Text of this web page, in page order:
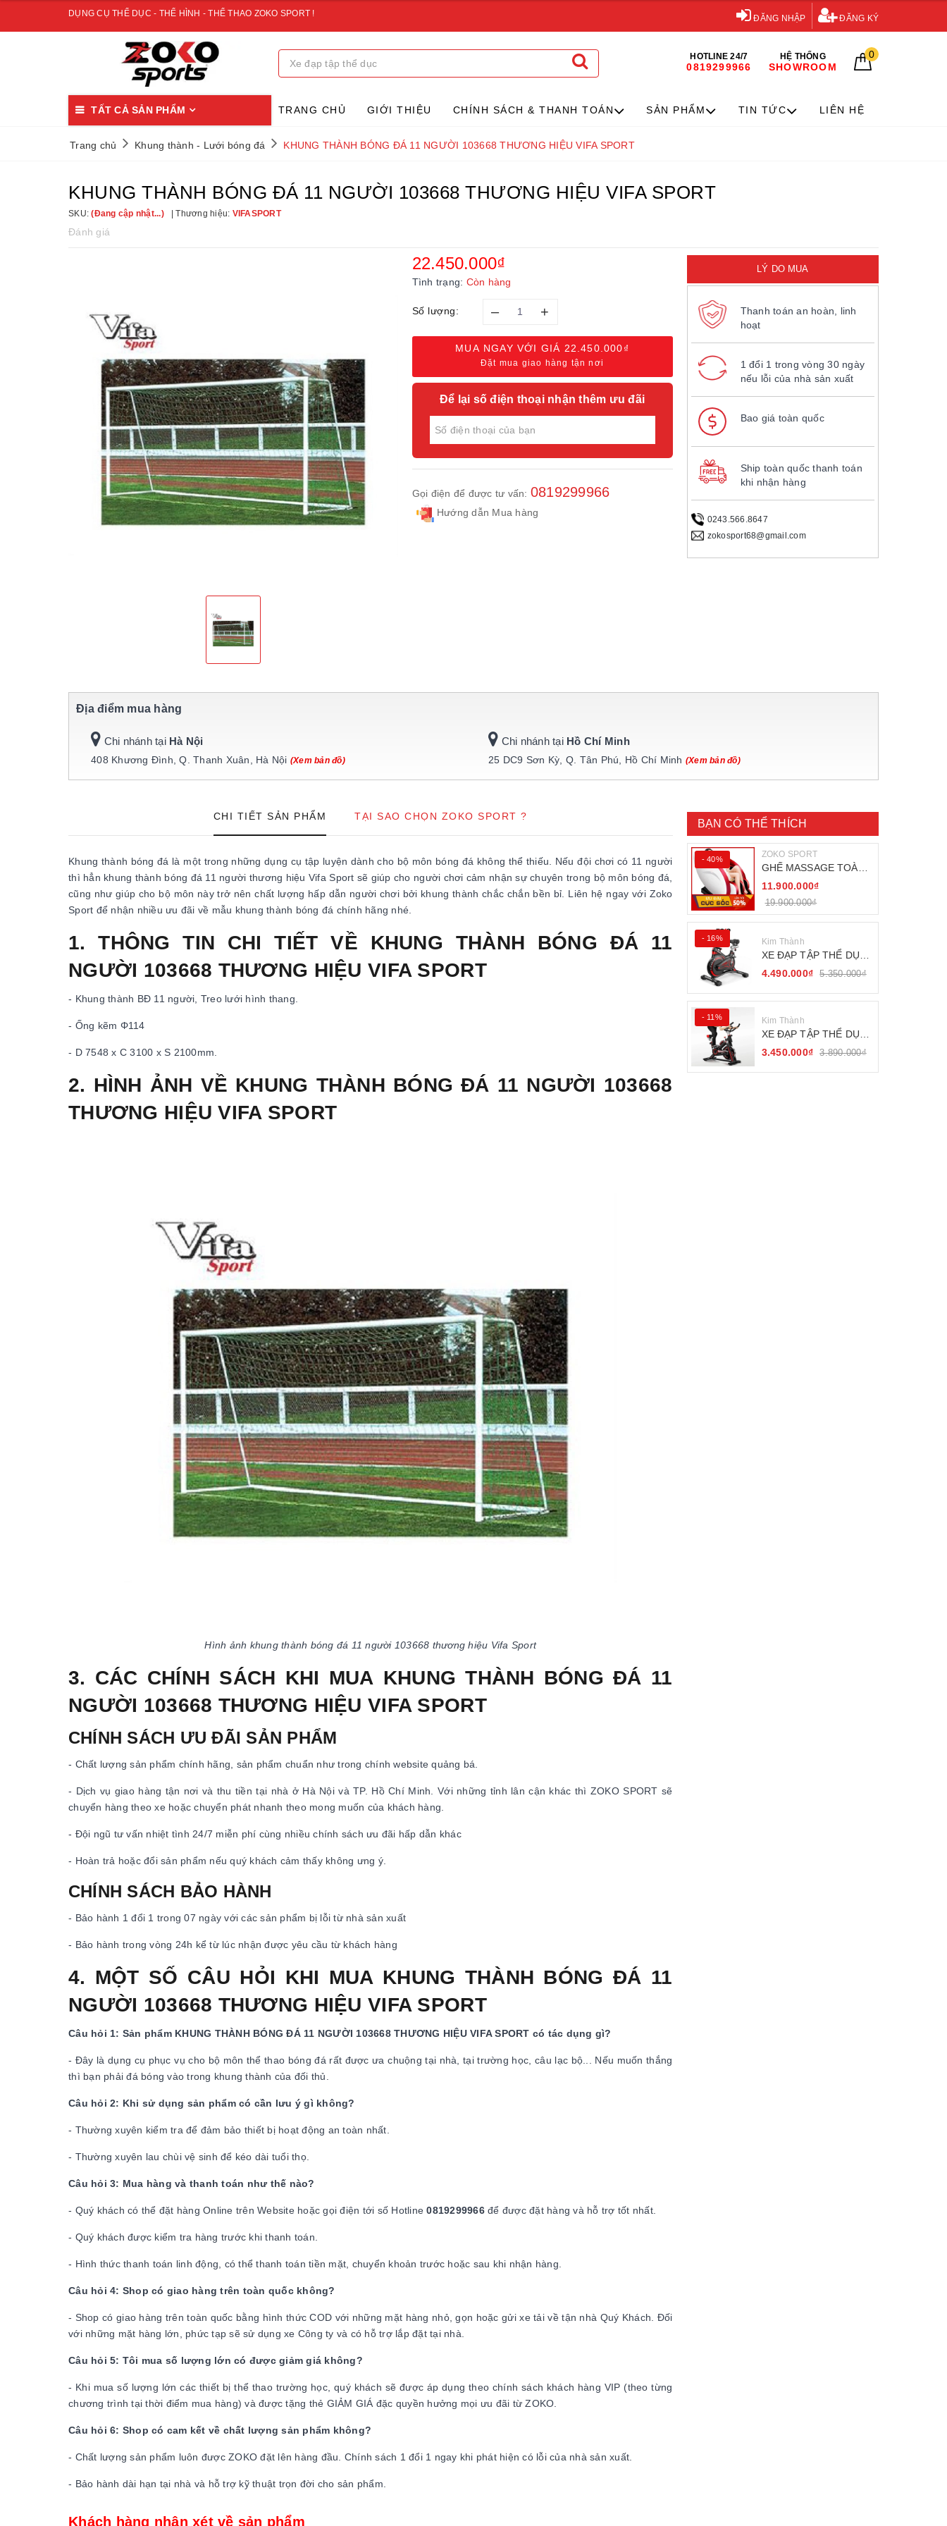
DỤNG CỤ THỂ DỤC - THỂ HÌNH - THỂ THAO ZOKO SPORT ! ĐĂNG NHẬP ĐĂNG KÝ
HOTLINE 24/7
0819299966
HỆ THỐNG
SHOWROOM
0
TẤT CẢ SẢN PHẨM TRANG CHỦ GIỚI THIỆU CHÍNH SÁCH & THANH TOÁN SẢN PHẨM TIN TỨC LIÊN HỆ
Trang chủ Khung thành - Lưới bóng đá KHUNG THÀNH BÓNG ĐÁ 11 NGƯỜI 103668 THƯƠNG HIỆU VIFA SPORT
KHUNG THÀNH BÓNG ĐÁ 11 NGƯỜI 103668 THƯƠNG HIỆU VIFA SPORT
SKU:(Đang cập nhật...) Thương hiệu: VIFASPORT
Đánh giá
22.450.000₫
Tình trạng: Còn hàng
Số lượng: – +
MUA NGAY VỚI GIÁ 22.450.000₫
Đặt mua giao hàng tận nơi
Để lại số điện thoại nhận thêm ưu đãi
Gọi điện để được tư vấn: 0819299966
Hướng dẫn Mua hàng
LÝ DO MUA
Thanh toán an hoàn, linh
hoạt
1 đổi 1 trong vòng 30 ngày
nếu lỗi của nhà sản xuất
Bao giá toàn quốc
Ship toàn quốc thanh toán
khi nhận hàng
0243.566.8647
zokosport68@gmail.com
Địa điểm mua hàng
Chi nhánh tại Hà Nội
408 Khương Đình, Q. Thanh Xuân, Hà Nội (Xem bản đồ)
Chi nhánh tại Hồ Chí Minh
25 DC9 Sơn Kỳ, Q. Tân Phú, Hồ Chí Minh (Xem bản đồ)
CHI TIẾT SẢN PHẨM TẠI SAO CHỌN ZOKO SPORT ?
Khung thành bóng đá là một trong những dụng cụ tập luyện dành cho bộ môn bóng đá không thể thiếu. Nếu đội chơi có 11 người
thì hẳn khung thành bóng đá 11 người thương hiệu Vifa Sport sẽ giúp cho người chơi cảm nhận sự chuyên trong bộ môn bóng đá,
cũng như giúp cho bộ môn này trở nên chất lượng hấp dẫn người chơi bởi khung thành chắc chắn bền bỉ. Liên hệ ngay với Zoko
Sport để nhận nhiều ưu đãi về mẫu khung thành bóng đá chính hãng nhé.
1. THÔNG TIN CHI TIẾT VỀ KHUNG THÀNH BÓNG ĐÁ 11
NGƯỜI 103668 THƯƠNG HIỆU VIFA SPORT
- Khung thành BĐ 11 người, Treo lưới hình thang.
- Ống kẽm Φ114
- D 7548 x C 3100 x S 2100mm.
2. HÌNH ẢNH VỀ KHUNG THÀNH BÓNG ĐÁ 11 NGƯỜI 103668
THƯƠNG HIỆU VIFA SPORT
Hình ảnh khung thành bóng đá 11 người 103668 thương hiệu Vifa Sport
3. CÁC CHÍNH SÁCH KHI MUA KHUNG THÀNH BÓNG ĐÁ 11
NGƯỜI 103668 THƯƠNG HIỆU VIFA SPORT
CHÍNH SÁCH ƯU ĐÃI SẢN PHẨM
- Chất lượng sản phẩm chính hãng, sản phẩm chuẩn như trong chính website quảng bá.
- Dịch vụ giao hàng tận nơi và thu tiền tại nhà ở Hà Nội và TP. Hồ Chí Minh. Với những tỉnh lân cận khác thì ZOKO SPORT sẽ
chuyển hàng theo xe hoặc chuyển phát nhanh theo mong muốn của khách hàng.
- Đội ngũ tư vấn nhiệt tình 24/7 miễn phí cùng nhiều chính sách ưu đãi hấp dẫn khác
- Hoàn trả hoặc đổi sản phẩm nếu quý khách cảm thấy không ưng ý.
CHÍNH SÁCH BẢO HÀNH
- Bảo hành 1 đổi 1 trong 07 ngày với các sản phẩm bị lỗi từ nhà sản xuất
- Bảo hành trong vòng 24h kể từ lúc nhận được yêu cầu từ khách hàng
4. MỘT SỐ CÂU HỎI KHI MUA KHUNG THÀNH BÓNG ĐÁ 11
NGƯỜI 103668 THƯƠNG HIỆU VIFA SPORT
Câu hỏi 1: Sản phẩm KHUNG THÀNH BÓNG ĐÁ 11 NGƯỜI 103668 THƯƠNG HIỆU VIFA SPORT có tác dụng gì?
- Đây là dụng cụ phục vụ cho bộ môn thể thao bóng đá rất được ưa chuộng tại nhà, tại trường học, câu lạc bộ... Nếu muốn thắng
thì bạn phải đá bóng vào trong khung thành của đối thủ.
Câu hỏi 2: Khi sử dụng sản phẩm có cần lưu ý gì không?
- Thường xuyên kiểm tra để đảm bảo thiết bị hoạt động an toàn nhất.
- Thường xuyên lau chùi vệ sinh để kéo dài tuổi thọ.
Câu hỏi 3: Mua hàng và thanh toán như thế nào?
- Quý khách có thể đặt hàng Online trên Website hoặc gọi điện tới số Hotline0819299966 để được đặt hàng và hỗ trợ tốt nhất.
- Quý khách được kiểm tra hàng trước khi thanh toán.
- Hình thức thanh toán linh động, có thể thanh toán tiền mặt, chuyển khoản trước hoặc sau khi nhận hàng.
Câu hỏi 4: Shop có giao hàng trên toàn quốc không?
- Shop có giao hàng trên toàn quốc bằng hình thức COD với những mặt hàng nhỏ, gọn hoặc gửi xe tải về tận nhà Quý Khách. Đối
với những mặt hàng lớn, phức tạp sẽ sử dụng xe Công ty và có hỗ trợ lắp đặt tại nhà.
Câu hỏi 5: Tôi mua số lượng lớn có được giảm giá không?
- Khi mua số lượng lớn các thiết bị thể thao trường học, quý khách sẽ được áp dụng theo chính sách khách hàng VIP (theo từng
chương trình tại thời điểm mua hàng) và được tặng thẻ GIẢM GIÁ đặc quyền hưởng mọi ưu đãi từ ZOKO.
Câu hỏi 6: Shop có cam kết về chất lượng sản phẩm không?
- Chất lượng sản phẩm luôn được ZOKO đặt lên hàng đầu. Chính sách 1 đổi 1 ngay khi phát hiện có lỗi của nhà sản xuất.
- Bảo hành dài hạn tại nhà và hỗ trợ kỹ thuật trọn đời cho sản phẩm.
Khách hàng nhận xét về sản phẩm
BẠN CÓ THỂ THÍCH
- 40% ZOKO SPORT
GHẾ MASSAGE TOÀN
THÂN ZOKO 68
11.900.000₫
19.900.000₫
- 16% Kim Thành
XE ĐẠP TẬP THỂ DỤC
FITNESS BÁNH ĐÀ
4.490.000₫ 5.350.000₫
- 11% Kim Thành
XE ĐẠP TẬP THỂ DỤC
SEJAN GH-709
3.450.000₫ 3.890.000₫